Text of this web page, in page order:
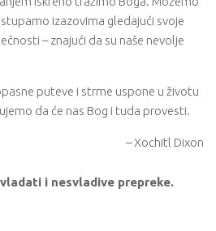
izazovima gledajući svoje
– znajući da su naše nevolje
puteve i strme uspone u životu
da će nas Bog i tuda provesti.
– Xochitl Dixon
i nesvladive prepreke.